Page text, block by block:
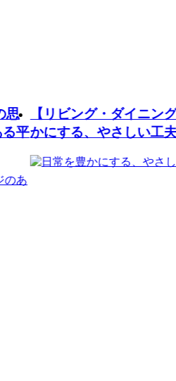
ング・ダイニング】日常を豊
、やさしい工夫のある家